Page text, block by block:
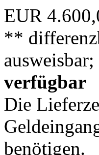
EUR
**
verfügbar
Die
benötigen.